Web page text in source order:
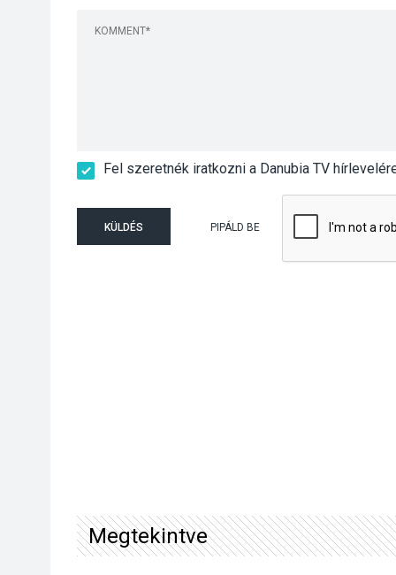
Fel szeretnék iratkozni a Danubia TV
KÜLDÉS PIPÁLD BE
Megtekintve